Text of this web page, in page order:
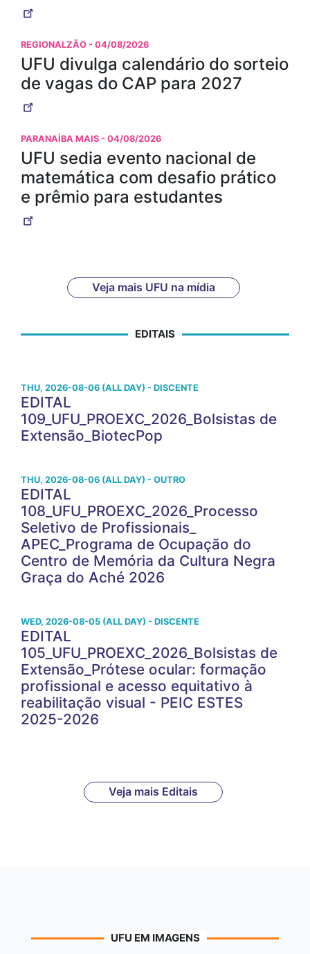
REGIONALZÃO - 04/08/2026
UFU divulga calendário do sorteio
de vagas do CAP para 2027
PARANAÍBA MAIS - 04/08/2026
UFU sedia evento nacional de
matemática com desafio prático
e prêmio para estudantes
Veja mais UFU na mídia
EDITAIS
THU, 2026-08-06 (ALL DAY) - DISCENTE
EDITAL
109_UFU_PROEXC_2026_Bolsistas de
Extensão_BiotecPop
THU, 2026-08-06 (ALL DAY) - OUTRO
EDITAL
108_UFU_PROEXC_2026_Processo
Seletivo de Profissionais_
APEC_Programa de Ocupação do
Centro de Memória da Cultura Negra
Graça do Aché 2026
WED, 2026-08-05 (ALL DAY) - DISCENTE
EDITAL
105_UFU_PROEXC_2026_Bolsistas de
Extensão_Prótese ocular: formação
profissional e acesso equitativo à
reabilitação visual - PEIC ESTES
2025-2026
Veja mais Editais
UFU EM IMAGENS